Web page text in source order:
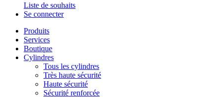
Liste de souhaits
Se connecter
Produits
Services
Boutique
Cylindres
Tous les cylindres
Très haute sécurité
Haute sécurité
Sécurité renforcée